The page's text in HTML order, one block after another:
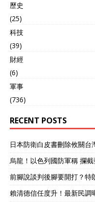
歷史
(25)
科技
(39)
財經
(6)
軍事
(736)
RECENT POSTS
日本防衛白皮書刪除攸關
烏龍！以色列國防軍稱 攔
前腳說談判後腳要開打？特
賴清德信任度升！最新民調